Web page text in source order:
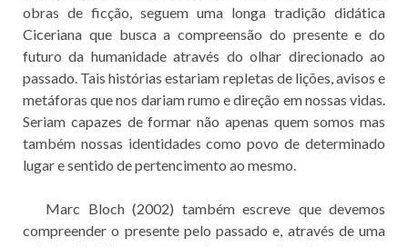
obras de ficção, seguem uma longa tradição didática
Ciceriana que busca a compreensão do presente e do
futuro da humanidade através do olhar direcionado ao
passado. Tais histórias estariam repletas de lições, avisos e
metáforas que nos dariam rumo e direção em nossas vidas.
Seriam capazes de formar não apenas quem somos mas
também nossas identidades como povo de determinado
lugar e sentido de pertencimento ao mesmo.
Marc Bloch (2002) também escreve que devemos
compreender o presente pelo passado e, através de uma